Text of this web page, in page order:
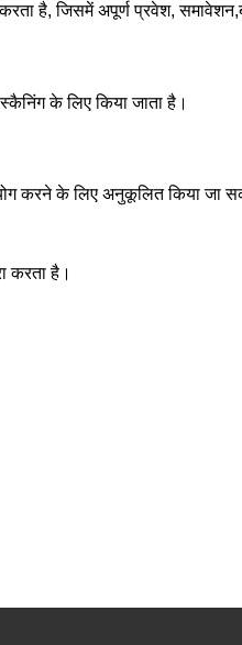
है, जिसमें अपूर्ण प्रवेश,
के लिए किया जाता है।
करने के लिए अनुकूलित किया जा
करता है।